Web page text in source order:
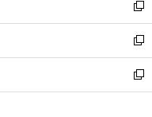
く
で
開
く
ド
ウ
で
開
く
ィ
ン
ド
ウ
で
開
い
ウ
ィ
ン
ド
ウ
新
し
い
ウ
ィ
ン
新
し
い
ウ
新
し